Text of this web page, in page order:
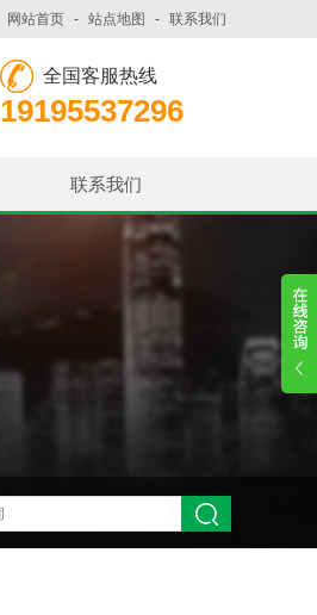
网站首页 - 站点地图 - 联系我们
全国客服热线
19195537296
联系我们